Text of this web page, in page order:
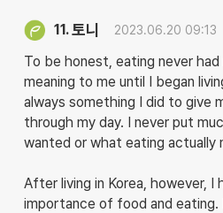
11.토니 2023.06.20 09:13
To be honest, eating never
meaning to me until I began
always something I did to give
through my day. I never put
wanted or what eating actually
After living in Korea, however, I
importance of food and eating.